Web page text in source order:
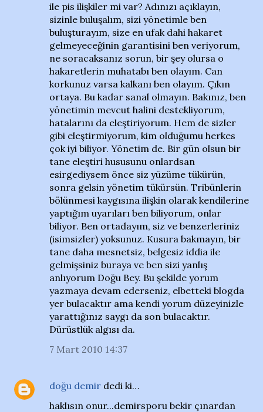
ile pis ilişkiler mi var? Adınızı açıklayın,
sizinle buluşalım, sizi yönetimle ben
buluşturayım, size en ufak dahi hakaret
gelmeyeceğinin garantisini ben veriyorum,
ne soracaksanız sorun, bir şey olursa o
hakaretlerin muhatabı ben olayım. Can
korkunuz varsa kalkanı ben olayım. Çıkın
ortaya. Bu kadar sanal olmayın. Bakınız, ben
yönetimin mevcut halini destekliyorum,
hatalarını da eleştiriyorum. Hem de sizler
gibi eleştirmiyorum, kim olduğumu herkes
çok iyi biliyor. Yönetim de. Bir gün olsun bir
tane eleştiri hususunu onlardsan
esirgediysem önce siz yüzüme tükürün,
sonra gelsin yönetim tükürsün. Tribünlerin
bölünmesi kaygısına ilişkin olarak kendilerine
yaptığım uyarıları ben biliyorum, onlar
biliyor. Ben ortadayım, siz ve benzerleriniz
(isimsizler) yoksunuz. Kusura bakmayın, bir
tane daha mesnetsiz, belgesiz iddia ile
gelmişsiniz buraya ve ben sizi yanlış
anlıyorum Doğu Bey. Bu şekilde yorum
yazmaya devam ederseniz, elbetteki blogda
yer bulacaktır ama kendi yorum düzeyinizle
yarattığınız saygı da son bulacaktır.
Dürüstlük algısı da.
7 Mart 2010 14:37
doğu demir dedi ki…
haklısın onur...demirsporu bekir çınardan